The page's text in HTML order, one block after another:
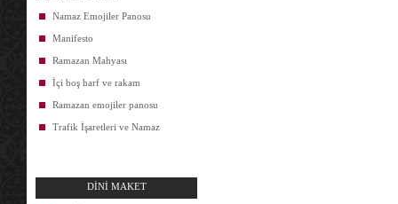
Namaz Emojiler Panosu
Manifesto
Ramazan Mahyası
İçi boş harf ve rakam
Ramazan emojiler panosu
Trafik İşaretleri ve Namaz
DİNİ MAKET